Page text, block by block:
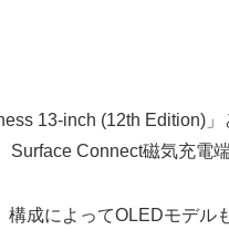
13-inch (12th Edition)
Connect磁気充電
成によってOLEDモデル